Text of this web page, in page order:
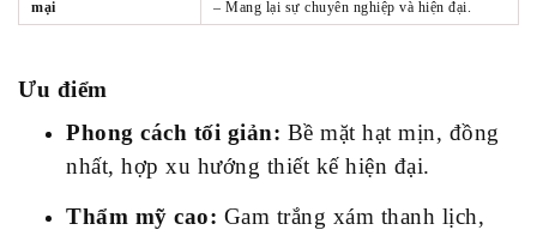
mại
– Mang lại sự chuyên nghiệp và hiện đại.
Ưu điểm
Phong cách tối giản: Bề mặt hạt mịn, đồng
nhất, hợp xu hướng thiết kế hiện đại.
Thẩm mỹ cao: Gam trắng xám thanh lịch,